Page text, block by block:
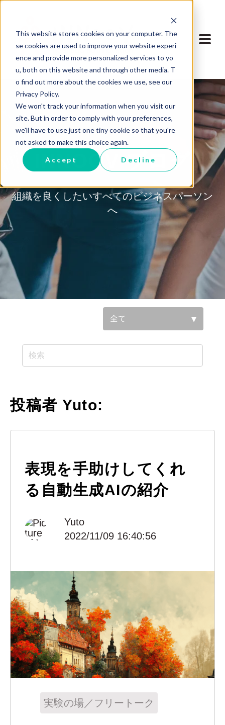
This website stores cookies on your computer. The
se cookies are used to improve your website experi
ence and provide more personalized services to yo
u, both on this website and through other media. T
o find out more about the cookies we use, see our
Privacy Policy.
We won't track your information when you visit our
site. But in order to comply with your preferences,
we'll have to use just one tiny cookie so that you're
not asked to make this choice again.
Accept Decline
INNOOV ブログ
組織を良くしたいすべてのビジネスパーソン
へ
投稿者 Yuto:
表現を手助けしてくれ
る自動生成AIの紹介
Yuto
2022/11/09 16:40:56
実験の場／フリートーク